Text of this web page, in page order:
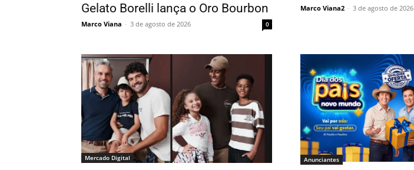
Gelato Borelli lança o Oro Bourbon
Marco Viana - 3 de agosto de 2026 0
Marco Viana2 - 3 de agosto de 2026
Mercado Digital Anunciantes